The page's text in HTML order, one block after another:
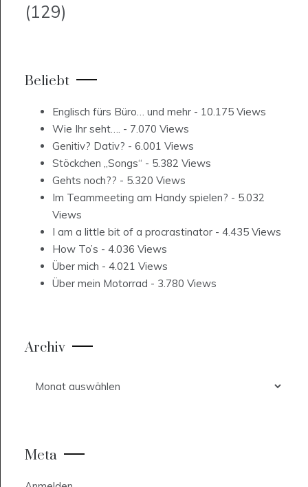
(129)
Beliebt
Englisch fürs Büro… und mehr - 10.175 Views
Wie Ihr seht…. - 7.070 Views
Genitiv? Dativ? - 6.001 Views
Stöckchen „Songs“ - 5.382 Views
Gehts noch?? - 5.320 Views
Im Teammeeting am Handy spielen? - 5.032
Views
I am a little bit of a procrastinator - 4.435 Views
How To’s - 4.036 Views
Über mich - 4.021 Views
Über mein Motorrad - 3.780 Views
Archiv
Meta